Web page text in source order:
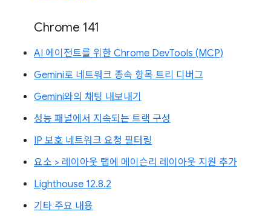
Chrome 141
AI 에이전트를 위한 Chrome DevTools (MCP)
Gemini로 네트워크 종속 항목 트리 디버그
Gemini와의 채팅 내보내기
성능 패널에서 지속되는 트랙 구성
IP 보호 네트워크 요청 필터링
요소 > 레이아웃 탭에 메이슨리 레이아웃 지원 추가
Lighthouse 12.8.2
기타 주요 내용